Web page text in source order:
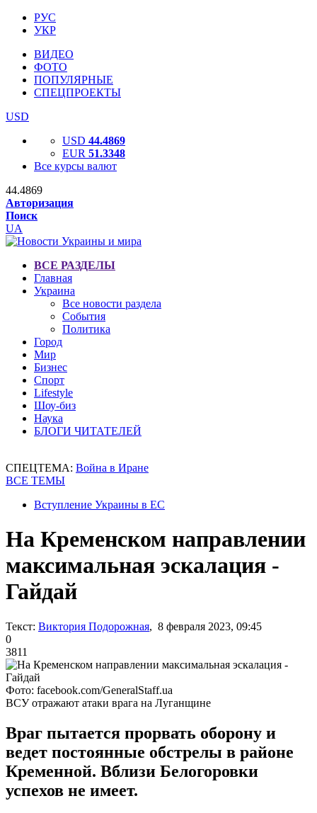
РУС
УКР
ВИДЕО
ФОТО
ПОПУЛЯРНЫЕ
СПЕЦПРОЕКТЫ
USD
USD 44.4869
EUR 51.3348
Все курсы валют
44.4869
Авторизация
Поиск
UA
ВСЕ РАЗДЕЛЫ
Главная
Украина
Все новости раздела
События
Политика
Город
Мир
Бизнес
Спорт
Lifestyle
Шоу-биз
Наука
БЛОГИ ЧИТАТЕЛЕЙ
СПЕЦТЕМА: Война в Иране
ВСЕ ТЕМЫ
Вступление Украины в ЕС
На Кременском направлении
максимальная эскалация -
Гайдай
Текст: Виктория Подорожная, 8 февраля 2023, 09:45
0
3811
Фото: facebook.com/GeneralStaff.ua
ВСУ отражают атаки врага на Луганщине
Враг пытается прорвать оборону и
ведет постоянные обстрелы в районе
Кременной. Вблизи Белогоровки
успехов не имеет.